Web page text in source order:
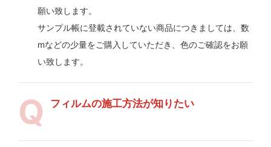
願い致します。
サンプル帳に登載されていない商品につきましては、数
mなどの少量をご購入していただき、色のご確認をお願
い致します。
フィルムの施工方法が知りたい